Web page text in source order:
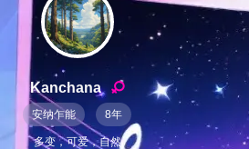
Kanchana
安纳乍能 8年
多变，可爱，自然